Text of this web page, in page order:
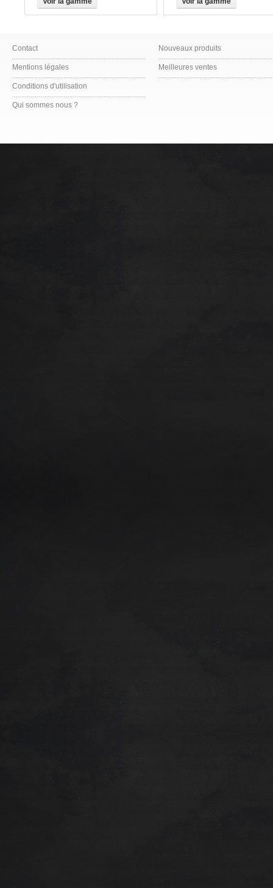
Contact
Mentions légales
Conditions d'utilisation
Qui sommes nous ?
Nouveaux produits
Meilleures ventes